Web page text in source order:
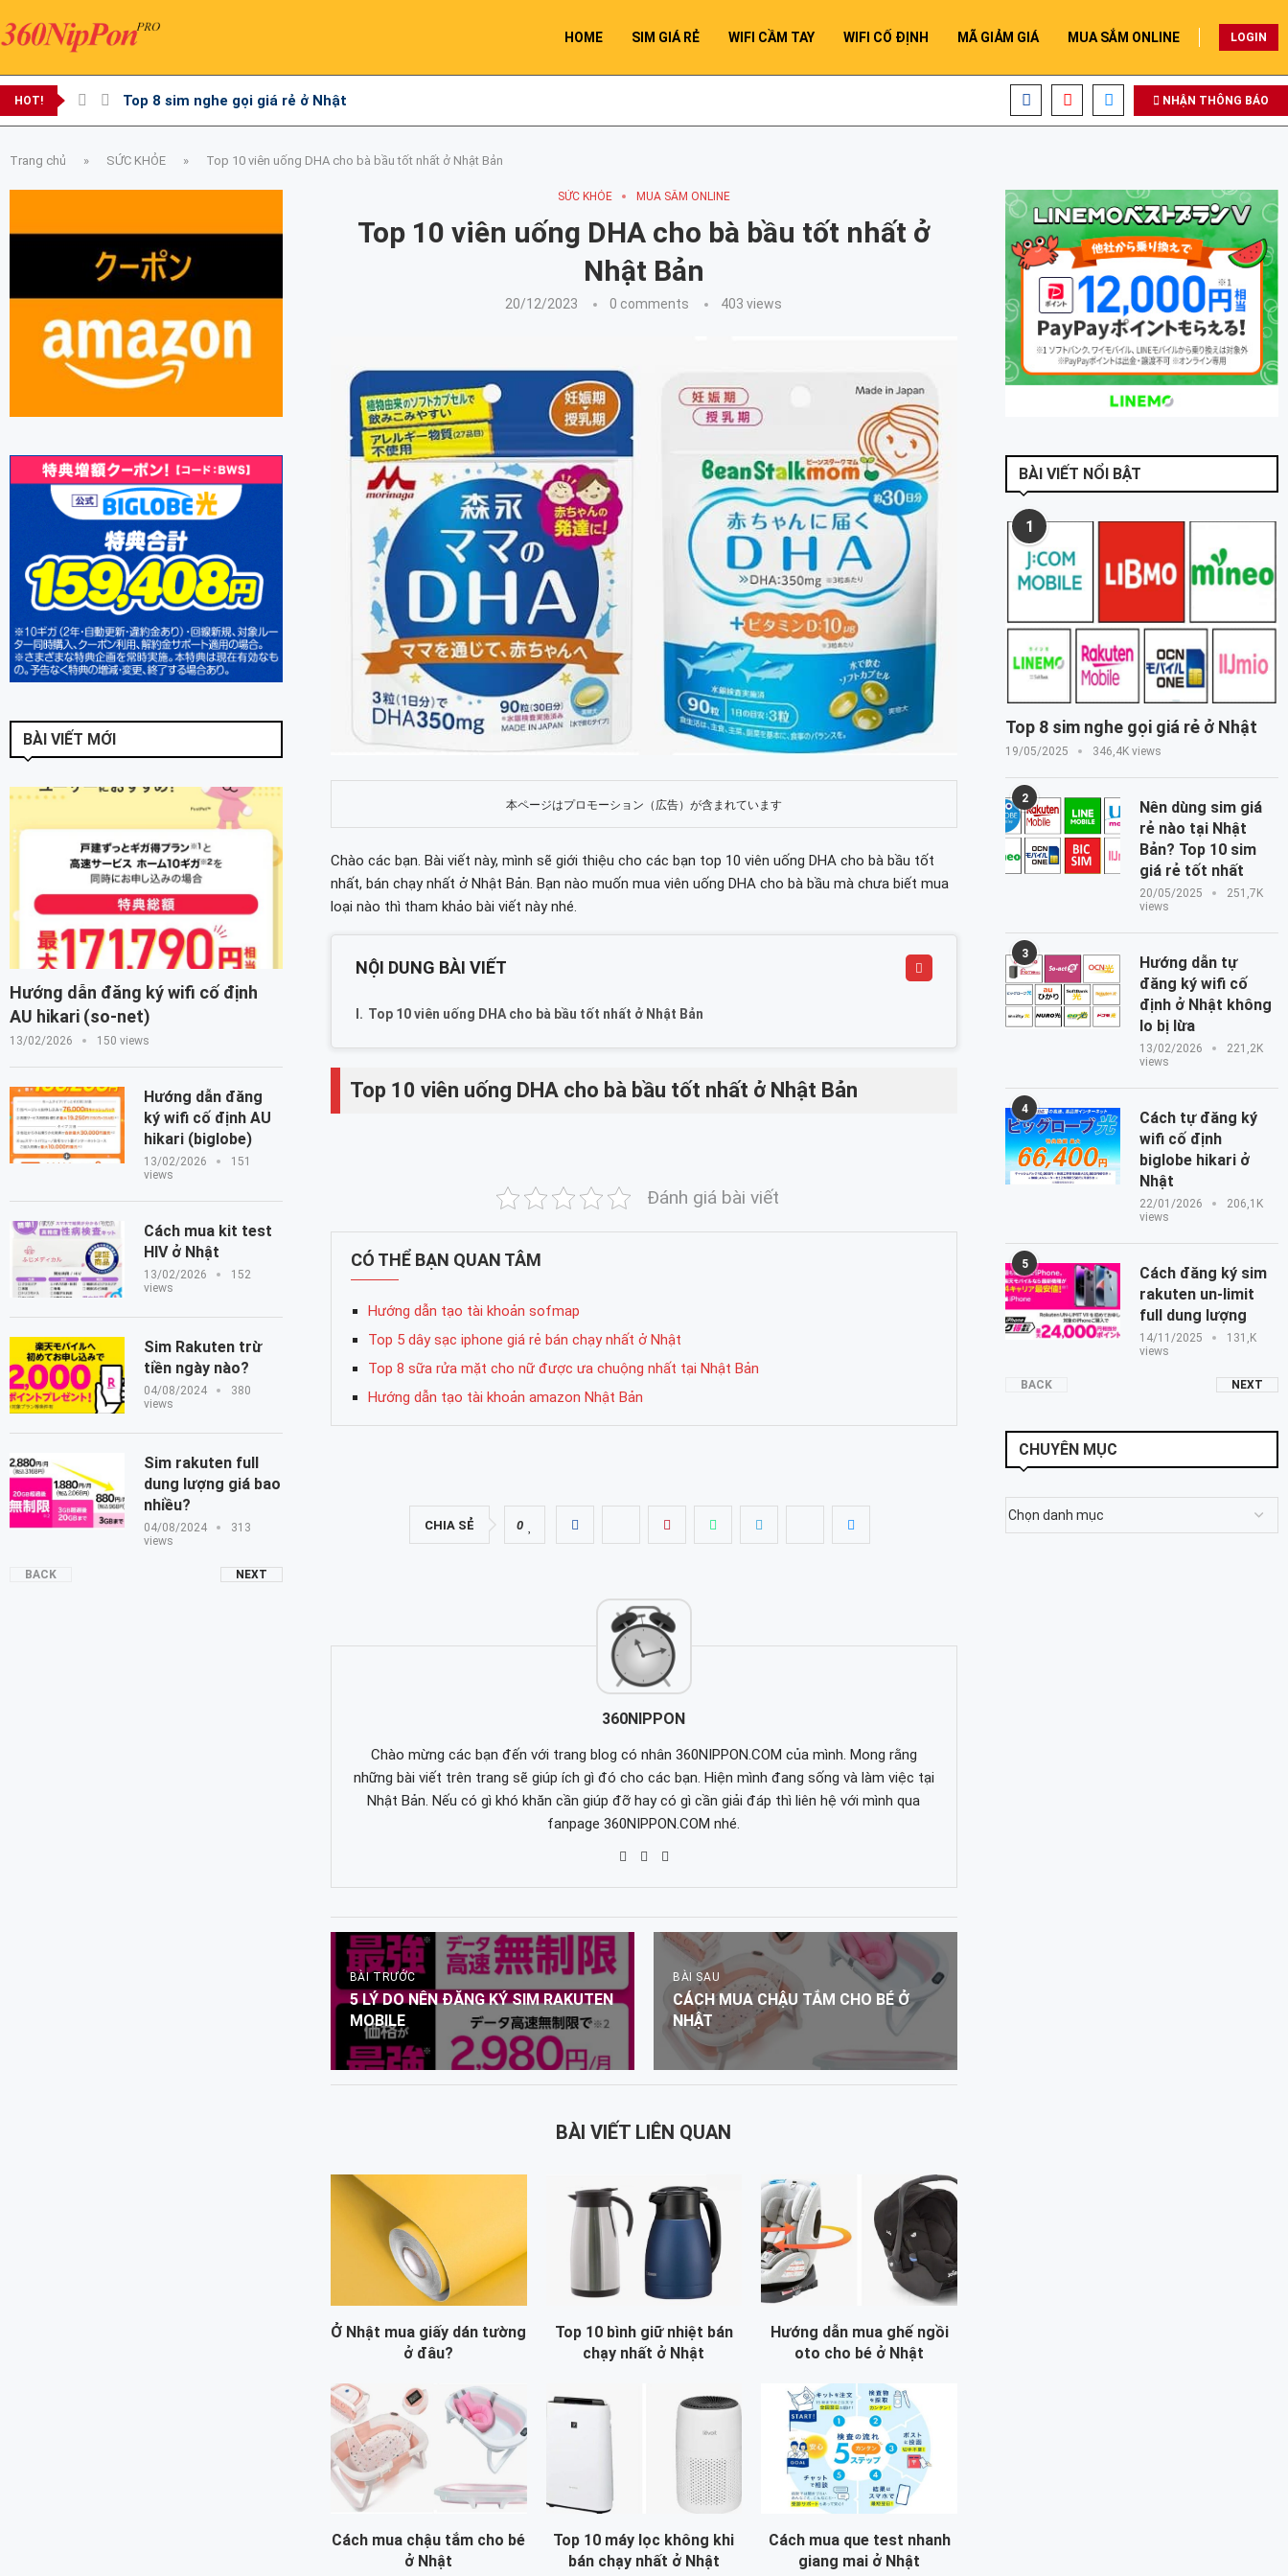
HOME SIM GIÁ RẺ WIFI CẦM TAY WIFI CỐ ĐỊNH MÃ GIẢM GIÁ MUA SẮM ONLINE LOGIN
HOT! Top 8 sim nghe gọi giá rẻ ở Nhật NHẬN THÔNG BÁO
Trang chủ » SỨC KHỎE » Top 10 viên uống DHA cho bà bầu tốt nhất ở Nhật Bản
SỨC KHỎE MUA SẮM ONLINE
Top 10 viên uống DHA cho bà bầu tốt nhất ở
Nhật Bản
20/12/2023 0 comments 403 views
本ページはプロモーション（広告）が含まれています
Chào các bạn. Bài viết này, mình sẽ giới thiệu cho các bạn top 10 viên uống DHA cho bà bầu tốt
nhất, bán chạy nhất ở Nhật Bản. Bạn nào muốn mua viên uống DHA cho bà bầu mà chưa biết mua
loại nào thì tham khảo bài viết này nhé.
NỘI DUNG BÀI VIẾT
Top 10 viên uống DHA cho bà bầu tốt nhất ở Nhật Bản
Top 10 viên uống DHA cho bà bầu tốt nhất ở Nhật Bản
Đánh giá bài viết
CÓ THỂ BẠN QUAN TÂM
Hướng dẫn tạo tài khoản sofmap
Top 5 dây sạc iphone giá rẻ bán chạy nhất ở Nhật
Top 8 sữa rửa mặt cho nữ được ưa chuộng nhất tại Nhật Bản
Hướng dẫn tạo tài khoản amazon Nhật Bản
CHIA SẺ 0
360NIPPON
Chào mừng các bạn đến với trang blog có nhân 360NIPPON.COM của mình. Mong rằng
những bài viết trên trang sẽ giúp ích gì đó cho các bạn. Hiện mình đang sống và làm việc tại
Nhật Bản. Nếu có gì khó khăn cần giúp đỡ hay có gì cần giải đáp thì liên hệ với mình qua
fanpage 360NIPPON.COM nhé.
BÀI TRƯỚC
5 LÝ DO NÊN ĐĂNG KÝ SIM RAKUTEN
MOBILE
BÀI SAU
CÁCH MUA CHẬU TẮM CHO BÉ Ở
NHẬT
BÀI VIẾT LIÊN QUAN
Ở Nhật mua giấy dán tường
ở đâu?
Top 10 bình giữ nhiệt bán
chạy nhất ở Nhật
Hướng dẫn mua ghế ngồi
oto cho bé ở Nhật
Cách mua chậu tắm cho bé
ở Nhật
Top 10 máy lọc không khi
bán chạy nhất ở Nhật
Cách mua que test nhanh
giang mai ở Nhật
BÀI VIẾT NỔI BẬT
1
Top 8 sim nghe gọi giá rẻ ở Nhật
19/05/2025 346,4K views
2
Nên dùng sim giá
rẻ nào tại Nhật
Bản? Top 10 sim
giá rẻ tốt nhất
20/05/2025
251,7K
views
3
Hướng dẫn tự
đăng ký wifi cố
định ở Nhật không
lo bị lừa
13/02/2026
221,2K
views
4
Cách tự đăng ký
wifi cố định
biglobe hikari ở
Nhật
22/01/2026
206,1K
views
5
Cách đăng ký sim
rakuten un-limit
full dung lượng
14/11/2025
131,K
views
BACK NEXT
CHUYÊN MỤC
BÀI VIẾT MỚI
Hướng dẫn đăng ký wifi cố định
AU hikari (so-net)
13/02/2026 150 views
Hướng dẫn đăng
ký wifi cố định AU
hikari (biglobe)
13/02/2026
151
views
Cách mua kit test
HIV ở Nhật
13/02/2026
152
views
Sim Rakuten trừ
tiền ngày nào?
04/08/2024
380
views
Sim rakuten full
dung lượng giá bao
nhiều?
04/08/2024
313
views
BACK NEXT